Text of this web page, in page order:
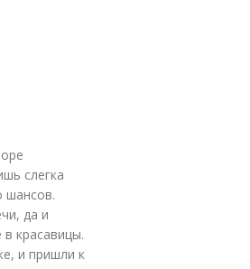
слегка
шансов.
да и
красавицы.
и пришли к